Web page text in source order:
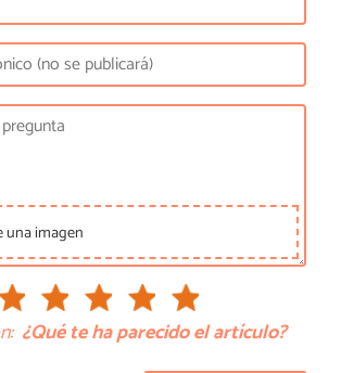
una imagen
¿Qué te ha parecido el artículo?